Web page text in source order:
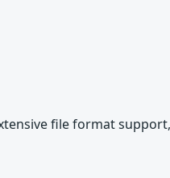
file format